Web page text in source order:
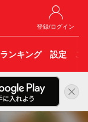
登録/ログイン
ランキング 設定 こ